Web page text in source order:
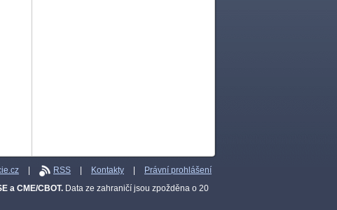
RSS Kontakty Právní prohlášení
a CME/CBOT. Data ze zahraničí jsou zpožděna o 20